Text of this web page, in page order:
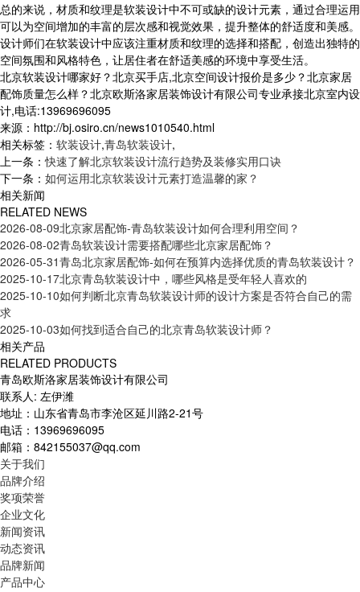
总的来说，材质和纹理是软装设计中不可或缺的设计元素，通过合理运用
可以为空间增加的丰富的层次感和视觉效果，提升整体的舒适度和美感。
设计师们在软装设计中应该注重材质和纹理的选择和搭配，创造出独特的
空间氛围和风格特色，让居住者在舒适美感的环境中享受生活。
北京软装设计哪家好？北京买手店,北京空间设计报价是多少？北京家居
配饰质量怎么样？北京欧斯洛家居装饰设计有限公司专业承接北京室内设
计,电话:13969696095
来源：http://bj.osiro.cn/news1010540.html
相关标签： 软装设计,青岛软装设计,
上一条：快速了解北京软装设计流行趋势及装修实用口诀
下一条： 如何运用北京软装设计元素打造温馨的家？
相关新闻
RELATED NEWS
2026-08-09北京家居配饰-青岛软装设计如何合理利用空间？
2026-08-02青岛软装设计需要搭配哪些北京家居配饰？
2026-05-31青岛北京家居配饰-如何在预算内选择优质的青岛软装设计？
2025-10-17北京青岛软装设计中，哪些风格是受年轻人喜欢的
2025-10-10如何判断北京青岛软装设计师的设计方案是否符合自己的需
求
2025-10-03如何找到适合自己的北京青岛软装设计师？
相关产品
RELATED PRODUCTS
青岛欧斯洛家居装饰设计有限公司
联系人: 左伊潍
地址：山东省青岛市李沧区延川路2-21号
电话：13969696095
邮箱：842155037@qq.com
关于我们
品牌介绍
奖项荣誉
企业文化
新闻资讯
动态资讯
品牌新闻
产品中心